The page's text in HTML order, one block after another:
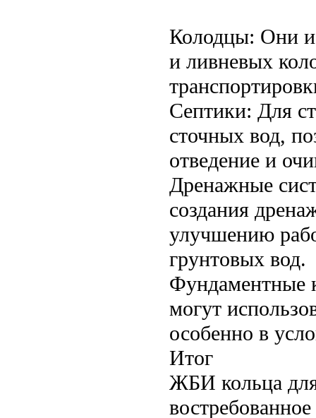
Колодцы: Они
и ливневых
Септики: Для
сточных вод,
отведение и
Дренажные
создания
улучшению
грунтовых вод.
Фундаментные
могут
особенно в
Итог
ЖБИ кольца